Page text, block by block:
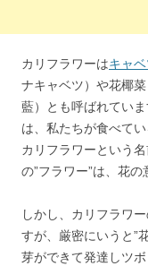
カリフラワーはキャ
ナキャベツ）や花椰
藍）とも呼ばれてい
は、私たちが食べて
カリフラワーという
の”フラワー”は、花の
しかし、カリフラワ
すが、厳密にいうと”
芽ができて発達しツ